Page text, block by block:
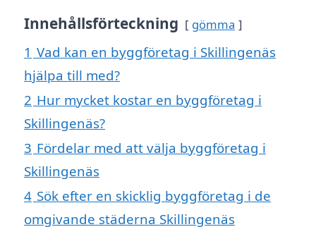
Innehållsförteckning gömma
1 Vad kan en byggföretag i Skillingenäs
hjälpa till med?
2 Hur mycket kostar en byggföretag i
Skillingenäs?
3 Fördelar med att välja byggföretag i
Skillingenäs
4 Sök efter en skicklig byggföretag i de
omgivande städerna Skillingenäs